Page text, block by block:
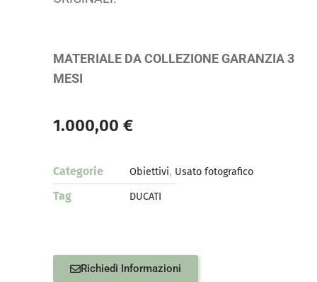
MATERIALE DA COLLEZIONE GARANZIA 3
MESI
1.000,00 €
Categorie Obiettivi, Usato fotografico
Tag DUCATI
Richiedi Informazioni